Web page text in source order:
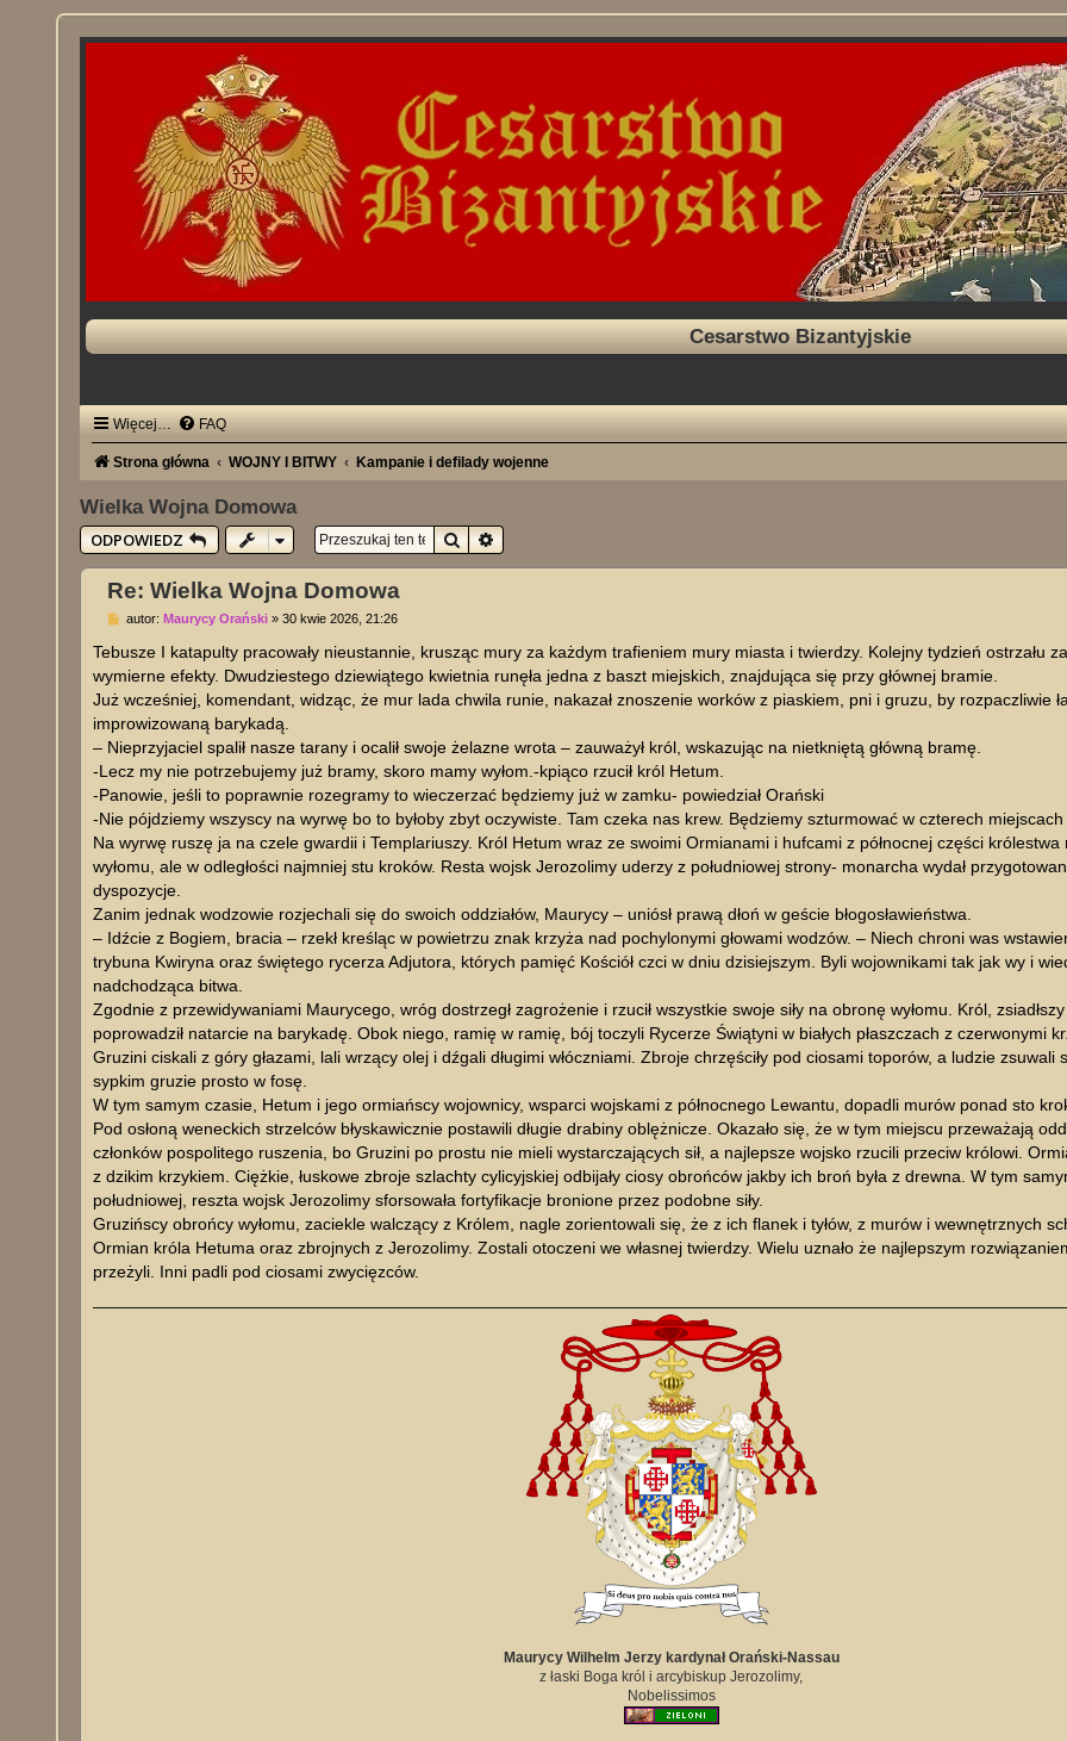
Cesarstwo Bizantyjskie
Więcej… FAQ
Strona główna WOJNY I BITWY Kampanie i defilady wojenne
Wielka Wojna Domowa
ODPOWIEDZ
SzukajWyszukiwanie zaawansowane
Re: Wielka Wojna Domowa
P
s
autor:Maurycy Orański »30 kwie 2026, 21:26
Tebusze I katapulty pracowały nieustannie, krusząc mury za każdym trafieniem mury miasta i twierdzy. Kolejny tydzień ostrzału
wymierne efekty. Dwudziestego dziewiątego kwietnia runęła jedna z baszt miejskich, znajdująca się przy głównej bramie.
Już wcześniej, komendant, widząc, że mur lada chwila runie, nakazał znoszenie worków z piaskiem, pni i gruzu, by rozpaczliwie
improwizowaną barykadą.
– Nieprzyjaciel spalił nasze tarany i ocalił swoje żelazne wrota – zauważył król, wskazując na nietkniętą główną bramę.
-Lecz my nie potrzebujemy już bramy, skoro mamy wyłom.-kpiąco rzucił król Hetum.
-Panowie, jeśli to poprawnie rozegramy to wieczerzać będziemy już w zamku- powiedział Orański
-Nie pójdziemy wszyscy na wyrwę bo to byłoby zbyt oczywiste. Tam czeka nas krew. Będziemy szturmować w czterech
Na wyrwę ruszę ja na czele gwardii i Templariuszy. Król Hetum wraz ze swoimi Ormianami i hufcami z północnej części królestwa
wyłomu, ale w odległości najmniej stu kroków. Resta wojsk Jerozolimy uderzy z południowej strony- monarcha wydał
dyspozycje.
Zanim jednak wodzowie rozjechali się do swoich oddziałów, Maurycy – uniósł prawą dłoń w geście błogosławieństwa.
– Idźcie z Bogiem, bracia – rzekł kreśląc w powietrzu znak krzyża nad pochylonymi głowami wodzów. – Niech chroni was
trybuna Kwiryna oraz świętego rycerza Adjutora, których pamięć Kościół czci w dniu dzisiejszym. Byli wojownikami tak jak wy i
nadchodząca bitwa.
Zgodnie z przewidywaniami Maurycego, wróg dostrzegł zagrożenie i rzucił wszystkie swoje siły na obronę wyłomu. Król,
poprowadził natarcie na barykadę. Obok niego, ramię w ramię, bój toczyli Rycerze Świątyni w białych płaszczach z czerwonymi
Gruzini ciskali z góry głazami, lali wrzący olej i dźgali długimi włóczniami. Zbroje chrzęściły pod ciosami toporów, a ludzie zsuwali
sypkim gruzie prosto w fosę.
W tym samym czasie, Hetum i jego ormiańscy wojownicy, wsparci wojskami z północnego Lewantu, dopadli murów ponad sto
Pod osłoną weneckich strzelców błyskawicznie postawili długie drabiny oblężnicze. Okazało się, że w tym miejscu przeważają
członków pospolitego ruszenia, bo Gruzini po prostu nie mieli wystarczających sił, a najlepsze wojsko rzucili przeciw królowi.
z dzikim krzykiem. Ciężkie, łuskowe zbroje szlachty cylicyjskiej odbijały ciosy obrońców jakby ich broń była z drewna. W tym
południowej, reszta wojsk Jerozolimy sforsowała fortyfikacje bronione przez podobne siły.
Gruzińscy obrońcy wyłomu, zaciekle walczący z Królem, nagle zorientowali się, że z ich flanek i tyłów, z murów i wewnętrznych
Ormian króla Hetuma oraz zbrojnych z Jerozolimy. Zostali otoczeni we własnej twierdzy. Wielu uznało że najlepszym
przeżyli. Inni padli pod ciosami zwycięzców.
Maurycy Wilhelm Jerzy kardynał Orański-Nassau
z łaski Boga król i arcybiskup Jerozolimy,
Nobelissimos